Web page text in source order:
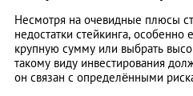
Несмотря на очевидные плюсы
недостатки стейкинга,
крупную сумму или выбрать
такому виду инвестирования
он связан с определёнными